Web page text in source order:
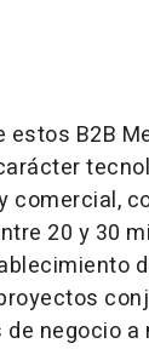
estos B2B
comercial,
20 y 30
negocio a